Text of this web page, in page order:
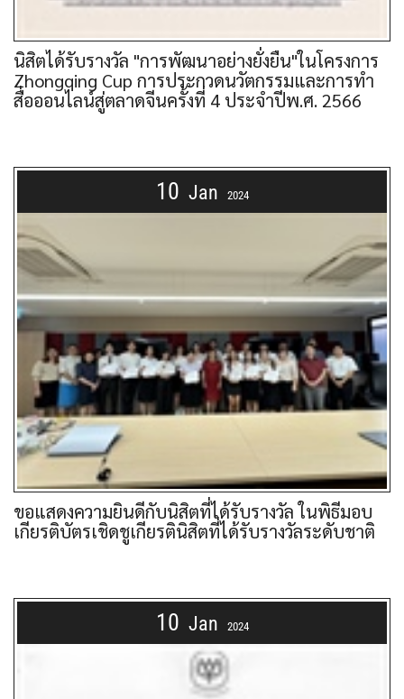
นิสิตได้รับรางวัล "การพัฒนาอย่างยั่งยืน"ในโครงการ
Zhongqing Cup การประกวดนวัตกรรมและการทำ
สื่อออนไลน์สู่ตลาดจีนครั้งที่ 4 ประจำปีพ.ศ. 2566
10 Jan 2024
ขอแสดงความยินดีกับนิสิตที่ได้รับรางวัล ในพิธีมอบ
เกียรติบัตรเชิดชูเกียรตินิสิตที่ได้รับรางวัลระดับชาติ
10 Jan 2024